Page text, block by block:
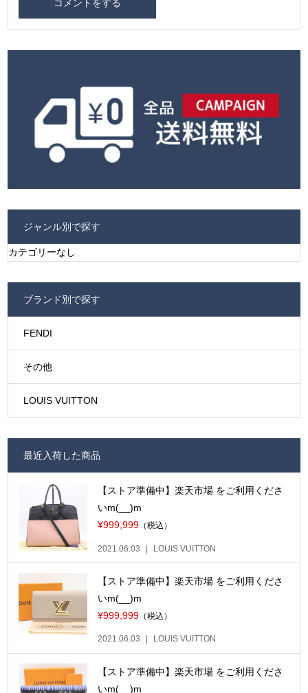
ジャンル別で探す
カテゴリーなし
ブランド別で探す
FENDI
その他
LOUIS VUITTON
最近入荷した商品
【ストア準備中】楽天市場 をご利用くださ
いm(__)m
¥999,999 （税込）
2021.06.03 LOUIS VUITTON
【ストア準備中】楽天市場 をご利用くださ
いm(__)m
¥999,999 （税込）
2021.06.03 LOUIS VUITTON
【ストア準備中】楽天市場 をご利用くださ
いm(__)m